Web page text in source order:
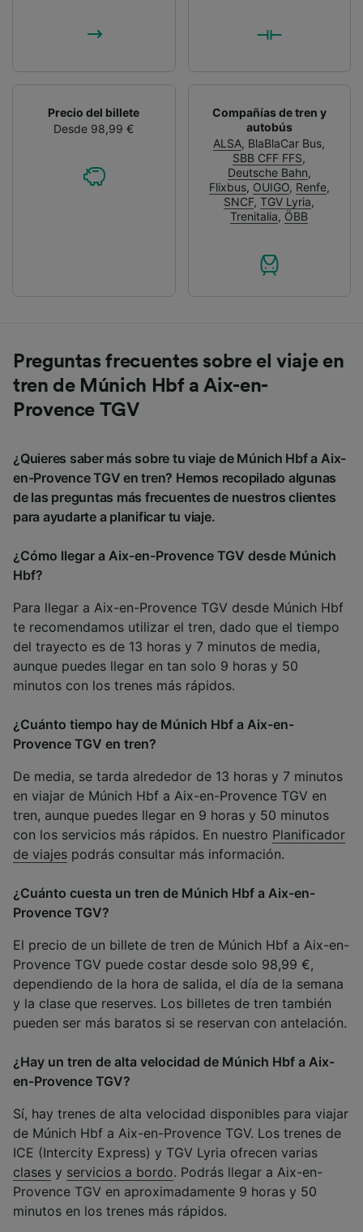
Precio del billete
Desde 98,99 €
Compañías de tren y
autobús
ALSA, BlaBlaCar Bus,
SBB CFF FFS,
Deutsche Bahn,
Flixbus, OUIGO, Renfe,
SNCF,TGV Lyria,
Trenitalia, ÖBB
Preguntas frecuentes sobre el viaje en
tren de Múnich Hbf a Aix-en-
Provence TGV
¿Quieres saber más sobre tu viaje de Múnich Hbf a Aix-
en-Provence TGV en tren? Hemos recopilado algunas
de las preguntas más frecuentes de nuestros clientes
para ayudarte a planificar tu viaje.
¿Cómo llegar a Aix-en-Provence TGV desde Múnich
Hbf?
Para llegar a Aix-en-Provence TGV desde Múnich Hbf
te recomendamos utilizar el tren, dado que el tiempo
del trayecto es de 13 horas y 7 minutos de media,
aunque puedes llegar en tan solo 9 horas y 50
minutos con los trenes más rápidos.
¿Cuánto tiempo hay de Múnich Hbf a Aix-en-
Provence TGV en tren?
De media, se tarda alrededor de 13 horas y 7 minutos
en viajar de Múnich Hbf a Aix-en-Provence TGV en
tren, aunque puedes llegar en 9 horas y 50 minutos
con los servicios más rápidos. En nuestro Planificador
de viajes podrás consultar más información.
¿Cuánto cuesta un tren de Múnich Hbf a Aix-en-
Provence TGV?
El precio de un billete de tren de Múnich Hbf a Aix-en-
Provence TGV puede costar desde solo 98,99 €,
dependiendo de la hora de salida, el día de la semana
y la clase que reserves. Los billetes de tren también
pueden ser más baratos si se reservan con antelación.
¿Hay un tren de alta velocidad de Múnich Hbf a Aix-
en-Provence TGV?
Sí, hay trenes de alta velocidad disponibles para viajar
de Múnich Hbf a Aix-en-Provence TGV. Los trenes de
ICE (Intercity Express) y TGV Lyria ofrecen varias
clases y servicios a bordo. Podrás llegar a Aix-en-
Provence TGV en aproximadamente 9 horas y 50
minutos en los trenes más rápidos.